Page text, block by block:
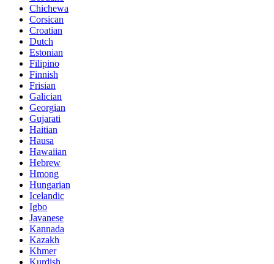
Chichewa
Corsican
Croatian
Dutch
Estonian
Filipino
Finnish
Frisian
Galician
Georgian
Gujarati
Haitian
Hausa
Hawaiian
Hebrew
Hmong
Hungarian
Icelandic
Igbo
Javanese
Kannada
Kazakh
Khmer